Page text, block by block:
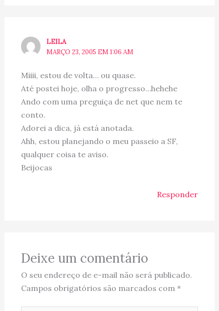
LEILA
MARÇO 23, 2005 EM 1:06 AM
Miiii, estou de volta… ou quase.
Até postei hoje, olha o progresso…hehehe
Ando com uma preguiça de net que nem te
conto.
Adorei a dica, já está anotada.
Ahh, estou planejando o meu passeio a SF,
qualquer coisa te aviso.
Beijocas
Responder
Deixe um comentário
O seu endereço de e-mail não será publicado.
Campos obrigatórios são marcados com *